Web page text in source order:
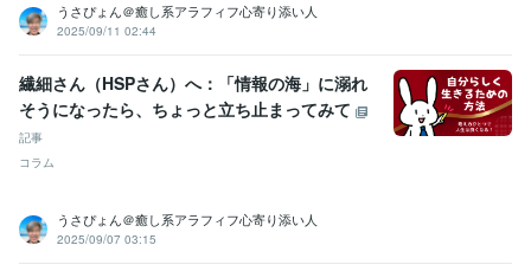
資格・検定
上級心理カウンセラー 取得年 : 2021年
メンタル心理カウンセラー 取得年 : 2021年
普通自動車第一種運転免許 取得年 : 1986年
WordPress:15年
その他ツール
☆人の話を親身に聞き、共感する力:50年
☆明るく前向きな性格で周りに影響を与える:50年
うさぴょん＠癒し系アラフィフ心寄り添い人
2025/09/11 02:44
繊細さん（HSPさん）へ：「情報の海」に溺れ
そうになったら、ちょっと立ち止まってみて
記事
コラム
うさぴょん＠癒し系アラフィフ心寄り添い人
2025/09/07 03:15